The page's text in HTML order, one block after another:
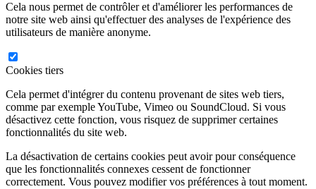
Cela nous permet de contrôler et d'améliorer les performances de
notre site web ainsi qu'effectuer des analyses de l'expérience des
utilisateurs de manière anonyme.
Cookies tiers
Cela permet d'intégrer du contenu provenant de sites web tiers,
comme par exemple YouTube, Vimeo ou SoundCloud. Si vous
désactivez cette fonction, vous risquez de supprimer certaines
fonctionnalités du site web.
La désactivation de certains cookies peut avoir pour conséquence
que les fonctionnalités connexes cessent de fonctionner
correctement. Vous pouvez modifier vos préférences à tout moment.